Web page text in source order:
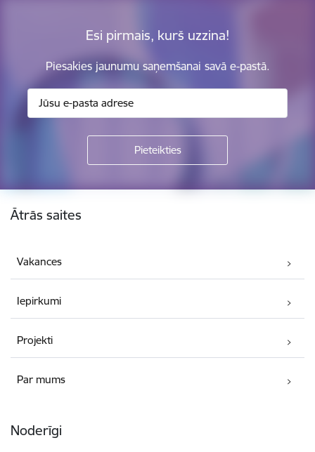
Esi pirmais, kurš uzzina!
Piesakies jaunumu saņemšanai savā e-pastā.
Kājene
Ātrās saites
Vakances
Iepirkumi
Projekti
Par mums
Noderīgi